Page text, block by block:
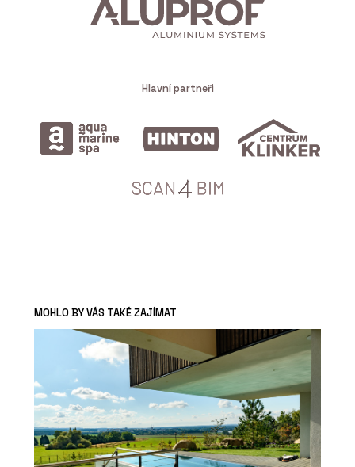
Hlavní partneři
MOHLO BY VÁS TAKÉ ZAJÍMAT